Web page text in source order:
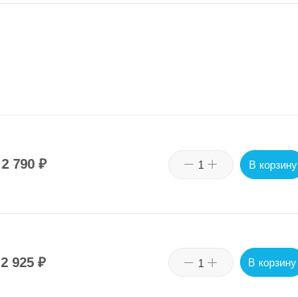
2 790₽ В корзину
2 925 ₽ В корзину